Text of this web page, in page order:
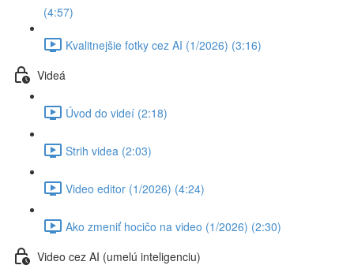
(4:57)
Kvalitnejšie fotky cez AI (1/2026) (3:16)
Videá
Úvod do videí (2:18)
Strih videa (2:03)
Video editor (1/2026) (4:24)
Ako zmeniť hocičo na video (1/2026) (2:30)
Video cez AI (umelú inteligenciu)